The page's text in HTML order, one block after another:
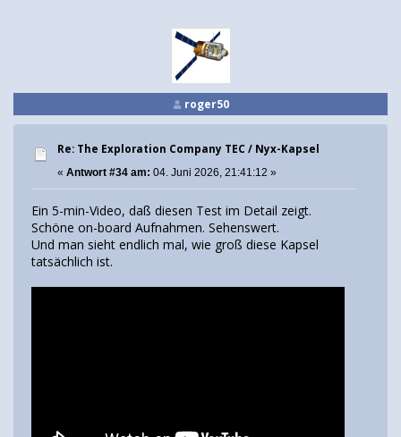
roger50
Re: The Exploration Company TEC / Nyx-Kapsel
« Antwort #34 am: 04. Juni 2026, 21:41:12 »
Ein 5-min-Video, daß diesen Test im Detail zeigt.
Schöne on-board Aufnahmen. Sehenswert.
Und man sieht endlich mal, wie groß diese Kapsel
tatsächlich ist.